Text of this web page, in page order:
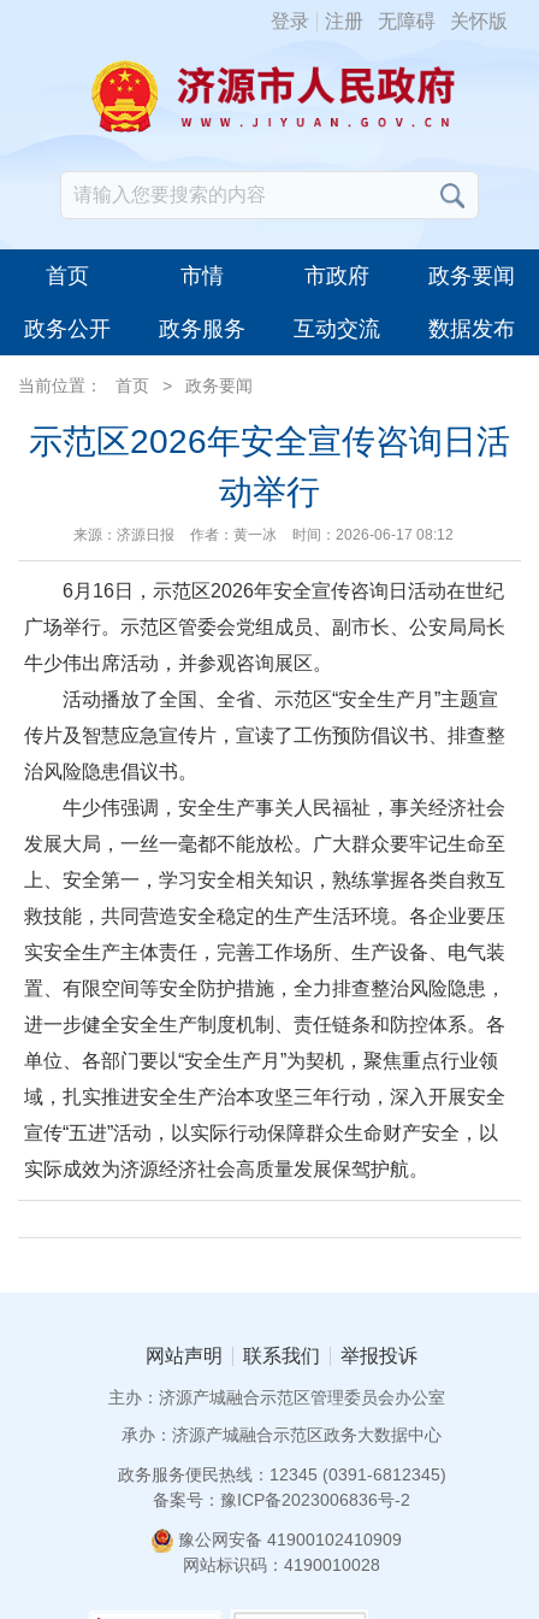
登录 注册 无障碍 关怀版
首页 市情 市政府 政务要闻
政务公开 政务服务 互动交流 数据发布
当前位置： 首页 > 政务要闻
示范区2026年安全宣传咨询日活
动举行
来源：济源日报 作者：黄一冰 时间：2026-06-17 08:12
6月16日，示范区2026年安全宣传咨询日活动在世纪
广场举行。示范区管委会党组成员、副市长、公安局局长
牛少伟出席活动，并参观咨询展区。
活动播放了全国、全省、示范区“安全生产月”主题宣
传片及智慧应急宣传片，宣读了工伤预防倡议书、排查整
治风险隐患倡议书。
牛少伟强调，安全生产事关人民福祉，事关经济社会
发展大局，一丝一毫都不能放松。广大群众要牢记生命至
上、安全第一，学习安全相关知识，熟练掌握各类自救互
救技能，共同营造安全稳定的生产生活环境。各企业要压
实安全生产主体责任，完善工作场所、生产设备、电气装
置、有限空间等安全防护措施，全力排查整治风险隐患，
进一步健全安全生产制度机制、责任链条和防控体系。各
单位、各部门要以“安全生产月”为契机，聚焦重点行业领
域，扎实推进安全生产治本攻坚三年行动，深入开展安全
宣传“五进”活动，以实际行动保障群众生命财产安全，以
实际成效为济源经济社会高质量发展保驾护航。
网站声明 联系我们 举报投诉
主办：济源产城融合示范区管理委员会办公室
承办：济源产城融合示范区政务大数据中心
政务服务便民热线：12345 (0391-6812345)
备案号：豫ICP备2023006836号-2
豫公网安备 41900102410909
网站标识码：4190010028